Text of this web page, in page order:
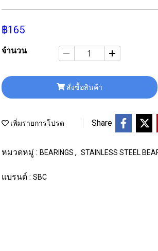
฿165
จำนวน
สั่งซื้อสินค้า
เพิ่มรายการโปรด Share
หมวดหมู่ : BEARINGS , STAINLESS STEEL
แบรนด์ : SBC